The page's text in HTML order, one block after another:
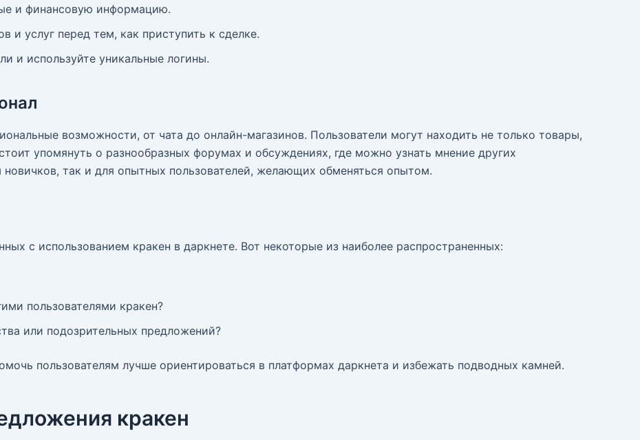
и финансовую информацию.
и услуг перед тем, как приступить к сделке.
и используйте уникальные логины.
возможности, от чата до онлайн-магазинов. Пользователи могут находить не только товары,
упомянуть о разнообразных форумах и обсуждениях, где можно узнать мнение других
новичков, так и для опытных пользователей, желающих обменяться опытом.
с использованием кракен в даркнете. Вот некоторые из наиболее распространенных:
пользователями кракен?
или подозрительных предложений?
пользователям лучше ориентироваться в платформах даркнета и избежать подводных камней.
кракен